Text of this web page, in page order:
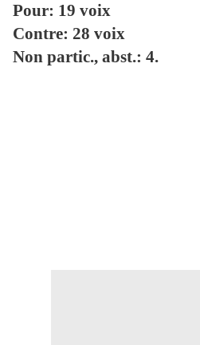
Pour: 19 voix
Contre: 28 voix
Non partic., abst.: 4.